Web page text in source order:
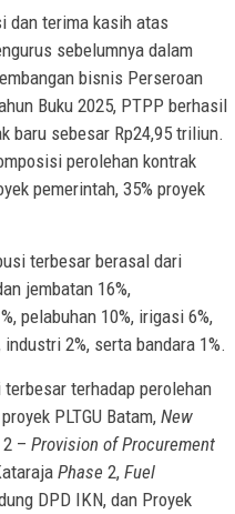
dan terima kasih atas
sebelumnya dalam
bisnis Perseroan
Buku 2025, PTPP berhasil
baru sebesar Rp24,95 triliun.
perolehan kontrak
pemerintah, 35% proyek
terbesar berasal dari
jembatan 16%,
pelabuhan 10%, irigasi 6%,
2%, serta bandara 1%.
terhadap perolehan
PLTGU Batam, New
– Provision of Procurement
Phase 2, Fuel
DPD IKN, dan Proyek